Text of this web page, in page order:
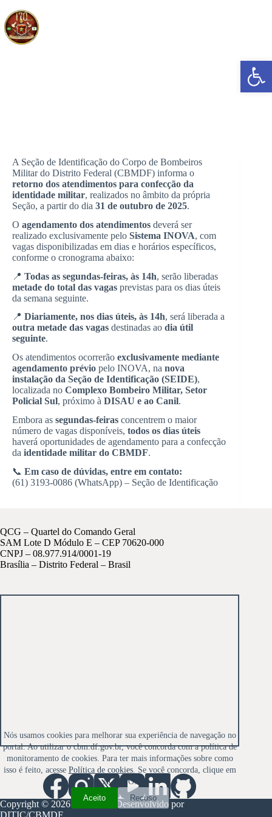
Abrir a barra de ferramentas
para
conteúdo
Nós usamos cookies para melhorar sua experiência de navegação no
portal. Ao utilizar o cbm.df.gov.br, você concorda com a política de
monitoramento de cookies. Para ter mais informações sobre como
isso é feito, acesse Política de cookies. Se você concorda, clique em
ACEITO.
Aceito
Recuso
A Seção de Identificação do Corpo de Bombeiros
Militar do Distrito Federal (CBMDF) informa o
retorno dos atendimentos para confecção da
identidade militar, realizados no âmbito da própria
Seção, a partir do dia 31 de outubro de 2025.
O agendamento dos atendimentos deverá ser
realizado exclusivamente pelo Sistema INOVA, com
vagas disponibilizadas em dias e horários específicos,
conforme o cronograma abaixo:
📍 Todas as segundas-feiras, às 14h, serão liberadas
metade do total das vagas previstas para os dias úteis
da semana seguinte.
📍 Diariamente, nos dias úteis, às 14h, será liberada a
outra metade das vagas destinadas ao dia útil
seguinte.
Os atendimentos ocorrerão exclusivamente mediante
agendamento prévio pelo INOVA, na nova
instalação da Seção de Identificação (SEIDE),
localizada no Complexo Bombeiro Militar, Setor
Policial Sul, próximo à DISAU e ao Canil.
Embora as segundas-feiras concentrem o maior
número de vagas disponíveis, todos os dias úteis
haverá oportunidades de agendamento para a confecção
da identidade militar do CBMDF.
📞 Em caso de dúvidas, entre em contato:
(61) 3193-0086 (WhatsApp) – Seção de Identificação
QCG – Quartel do Comando Geral
SAM Lote D Módulo E – CEP 70620-000
CNPJ – 08.977.914/0001-19
Brasília – Distrito Federal – Brasil
Copyright © 2026 CBMDF - Desenvolvido por